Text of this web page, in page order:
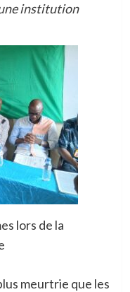
institution
lors de la
meurtrie que les